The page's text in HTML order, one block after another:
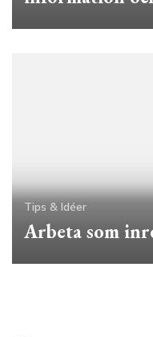
Tips & Idéer
Arbeta som